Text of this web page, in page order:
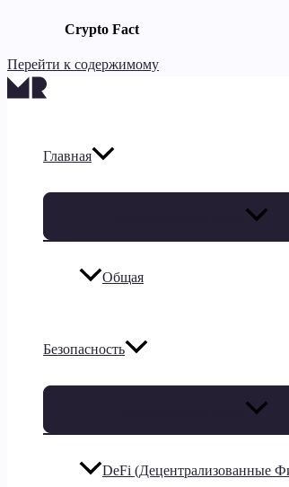
Crypto Fact
Перейти к содержимому
Главная
Общая
Безопасность
DeFi (Децентрализованные